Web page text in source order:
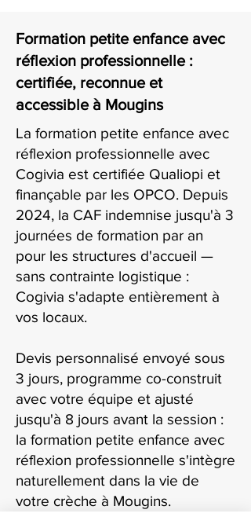
Formation petite enfance avec
réflexion professionnelle :
certifiée, reconnue et
accessible à Mougins
La formation petite enfance avec
réflexion professionnelle avec
Cogivia est certifiée Qualiopi et
finançable par les OPCO. Depuis
2024, la CAF indemnise jusqu'à 3
journées de formation par an
pour les structures d'accueil —
sans contrainte logistique :
Cogivia s'adapte entièrement à
vos locaux.
Devis personnalisé envoyé sous
3 jours, programme co-construit
avec votre équipe et ajusté
jusqu'à 8 jours avant la session :
la formation petite enfance avec
réflexion professionnelle s'intègre
naturellement dans la vie de
votre crèche à Mougins.